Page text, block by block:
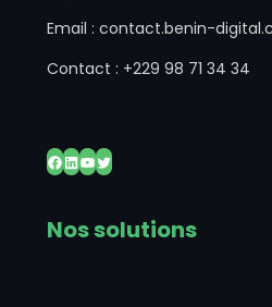
Email : contact.benin-
Contact : +229 98 71 34 34
Facebook
LinkedIn
YouTube
Twitter
Nos solutions